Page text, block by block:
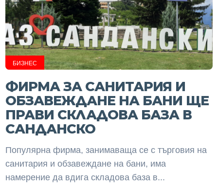
БИЗНЕС
ФИРМА ЗА САНИТАРИЯ И
ОБЗАВЕЖДАНЕ НА БАНИ ЩЕ
ПРАВИ СКЛАДОВА БАЗА В
САНДАНСКО
Популярна фирма, занимаваща се с търговия на
санитария и обзавеждане на бани, има
намерение да вдига складова база в...